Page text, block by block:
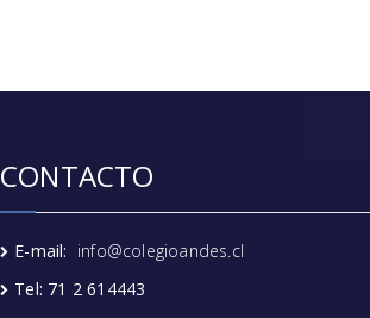
CONTACTO
E-mail: info@colegioandes.cl
Tel: 71 2 614443